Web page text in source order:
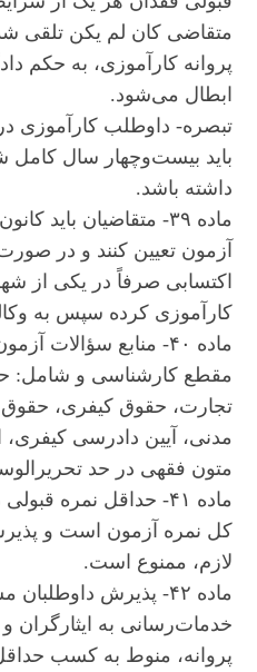
متقاضی کان لم یکن تلقی
پروانه کارآموزی، به حکم
ابطال می‌شود.
تبصره- داوطلب کارآموزی
باید بیست‌وچهار سال
داشته باشد.
ماده ۳۹- متقاضیان باید
آزمون تعیین کنند و در
اکتسابی صرفاً در یکی از
کارآموزی کرده سپس به
ماده ۴۰- منابع
مقطع کارشناسی و شامل:
تجارت، حقوق کیفری، حقوق
مدنی، آیین دادرسی کیفری،
متون فقهی در حد
ماده ۴۱- حداقل نمره
کل نمره آزمون است و
لازم، ممنوع است.
پروانه، منوط به کسب